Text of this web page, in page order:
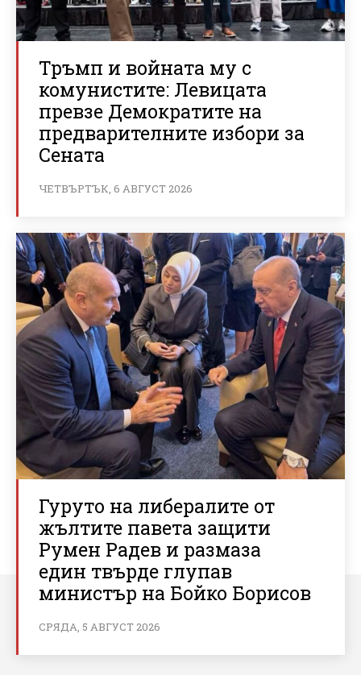
Тръмп и войната му с
комунистите: Левицата
превзе Демократите на
предварителните избори за
Сената
ЧЕТВЪРТЪК, 6 АВГУСТ 2026
Гуруто на либералите от
жълтите павета защити
Румен Радев и размаза
един твърде глупав
министър на Бойко Борисов
СРЯДА, 5 АВГУСТ 2026